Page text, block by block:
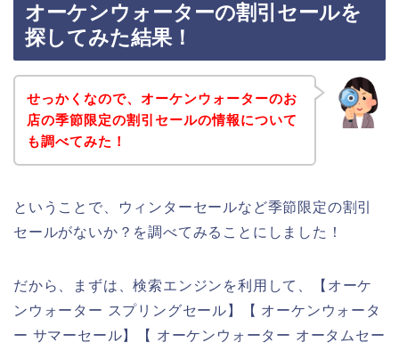
オーケンウォーターの割引セールを
探してみた結果！
せっかくなので、オーケンウォーターのお
店の季節限定の割引セールの情報について
も調べてみた！
ということで、ウィンターセールなど季節限定の割引
セールがないか？を調べてみることにしました！
だから、まずは、検索エンジンを利用して、【オーケ
ンウォーター スプリングセール】【 オーケンウォータ
ー サマーセール】【 オーケンウォーター オータムセー